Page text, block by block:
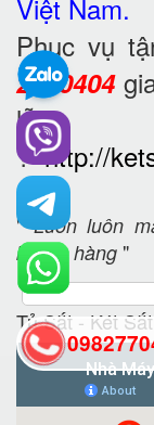
Việt Nam.
Phục vụ
2770404
lễ.
?http://
sat
"Luôn luôn
khách hàng "
Tủ Sắt - Két